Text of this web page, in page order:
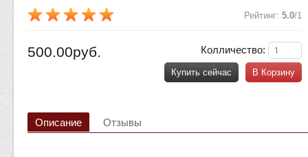
Рейтинг: 5.0/1
Колличество:
В Корзину
Купить сейчас
500.00руб.
Описание Отзывы